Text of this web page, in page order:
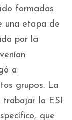
formadas
una etapa de
por la
a
grupos. La
trabajar la ESI
que